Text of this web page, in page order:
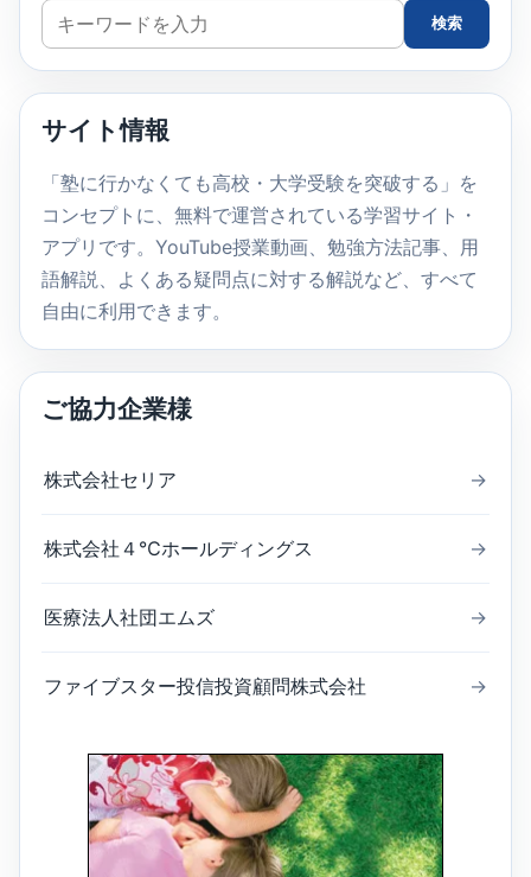
サ
イ
ト
検
索
検索
サイト情報
「塾に行かなくても高校・大学受験を突破する」を
コンセプトに、無料で運営されている学習サイト・
アプリです。YouTube授業動画、勉強方法記事、用
語解説、よくある疑問点に対する解説など、すべて
自由に利用できます。
ご協力企業様
株式会社セリア →
株式会社４℃ホールディングス →
医療法人社団エムズ →
ファイブスター投信投資顧問株式会社 →